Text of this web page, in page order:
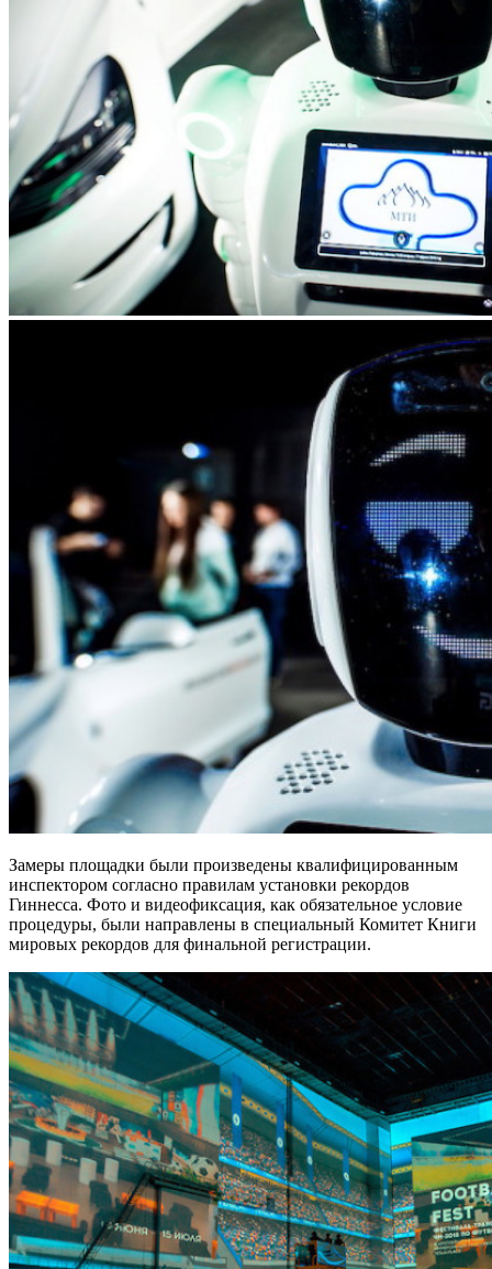
Замеры площадки были произведены квалифицированным
инспектором согласно правилам установки рекордов
Гиннесса. Фото и видеофиксация, как обязательное условие
процедуры, были направлены в специальный Комитет Книги
мировых рекордов для финальной регистрации.